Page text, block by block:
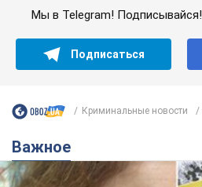
Мы в Telegram!
Подписаться
Криминальные новости
Важное